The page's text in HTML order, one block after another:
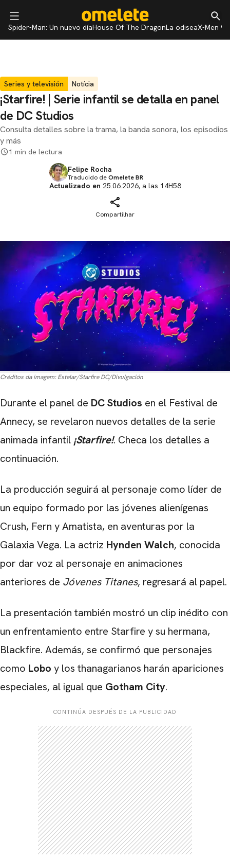
Spider-Man: Un nuevo díaHouse Of The DragonLa odiseaX-Men 97
Series y televisión Notícia
¡Starfire! | Serie infantil se detalla en panel
de DC Studios
Consulta detalles sobre la trama, la banda sonora, los episodios
y más
1 min de lectura
Felipe Rocha
Traducido deOmelete BR
Actualizado en 25.06.2026, a las 14H58
Compartilhar
Créditos da imagem: Estelar/Starfire DC/Divulgación
Durante el panel de DC Studios en el Festival de
Annecy, se revelaron nuevos detalles de la serie
animada infantil ¡Starfire!. Checa los detalles a
continuación.
La producción seguirá al personaje como líder de
un equipo formado por las jóvenes alienígenas
Crush, Fern y Amatista, en aventuras por la
Galaxia Vega. La actriz Hynden Walch, conocida
por dar voz al personaje en animaciones
anteriores de Jóvenes Titanes, regresará al papel.
La presentación también mostró un clip inédito con
un enfrentamiento entre Starfire y su hermana,
Blackfire. Además, se confirmó que personajes
como Lobo y los thanagarianos harán apariciones
especiales, al igual que Gotham City.
CONTINÚA DESPUÉS DE LA PUBLICIDAD
CARREGANDO PUBLICIDADE